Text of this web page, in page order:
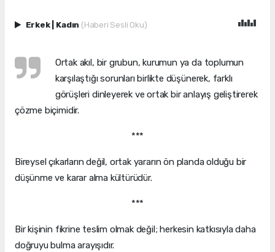
Erkek Kadın (Haberi Sesli Oku)
Ortak akıl, bir grubun, kurumun ya da toplumun
karşılaştığı sorunları birlikte düşünerek, farklı
görüşleri dinleyerek ve ortak bir anlayış geliştirerek
çözme biçimidir.
***
Bireysel çıkarların değil, ortak yararın ön planda olduğu bir
düşünme ve karar alma kültürüdür.
***
Bir kişinin fikrine teslim olmak değil; herkesin katkısıyla daha
doğruyu bulma arayışıdır.